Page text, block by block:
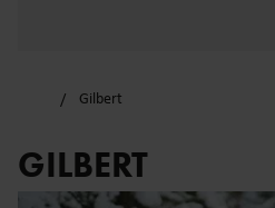
Gilbert
GILBERT